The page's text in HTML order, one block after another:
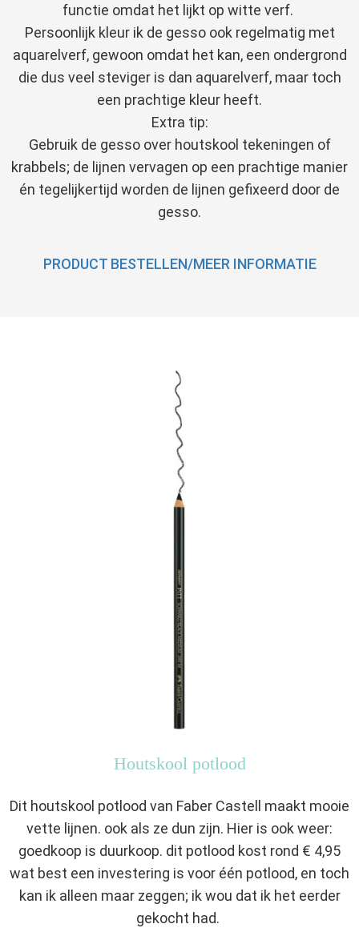
functie omdat het lijkt op witte verf.
Persoonlijk kleur ik de gesso ook regelmatig met
aquarelverf, gewoon omdat het kan, een ondergrond
die dus veel steviger is dan aquarelverf, maar toch
een prachtige kleur heeft.
Extra tip:
Gebruik de gesso over houtskool tekeningen of
krabbels; de lijnen vervagen op een prachtige manier
én tegelijkertijd worden de lijnen gefixeerd door de
gesso.
PRODUCT BESTELLEN/MEER INFORMATIE
Houtskool potlood
Dit houtskool potlood van Faber Castell maakt mooie
vette lijnen. ook als ze dun zijn. Hier is ook weer:
goedkoop is duurkoop. dit potlood kost rond € 4,95
wat best een investering is voor één potlood, en toch
kan ik alleen maar zeggen; ik wou dat ik het eerder
gekocht had.